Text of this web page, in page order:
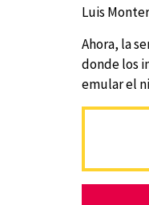
Luis
Ahora, la
donde los
emular el